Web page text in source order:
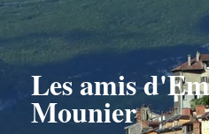
Les amis
Mounier